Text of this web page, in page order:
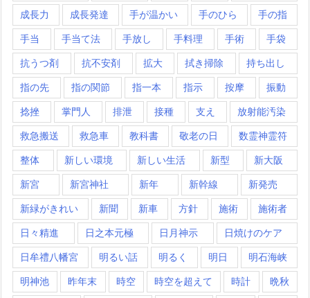
成長力 成長発達 手が温かい 手のひら 手の指
手当 手当て法 手放し 手料理 手術 手袋
抗うつ剤 抗不安剤 拡大 拭き掃除 持ち出し
指の先 指の関節 指一本 指示 按摩 振動
捻挫 掌門人 排泄 接種 支え 放射能汚染
救急搬送 救急車 教科書 敬老の日 数霊神霊符
整体 新しい環境 新しい生活 新型 新大阪
新宮 新宮神社 新年 新幹線 新発売
新緑がきれい 新聞 新車 方針 施術 施術者
日々精進 日之本元極 日月神示 日焼けのケア
日牟禮八幡宮 明るい話 明るく 明日 明石海峡
明神池 昨年末 時空 時空を超えて 時計 晩秋